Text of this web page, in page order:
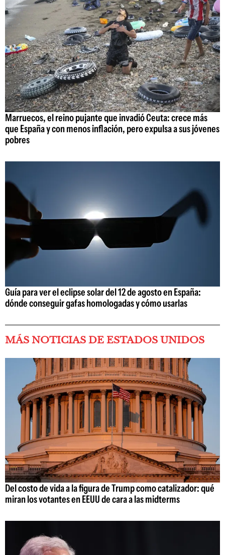
Marruecos, el reino pujante que invadió Ceuta: crece más
que España y con menos inflación, pero expulsa a sus jóvenes
pobres
Guía para ver el eclipse solar del 12 de agosto en España:
dónde conseguir gafas homologadas y cómo usarlas
MÁS NOTICIAS DE ESTADOS UNIDOS
Del costo de vida a la figura de Trump como catalizador: qué
miran los votantes en EEUU de cara a las midterms